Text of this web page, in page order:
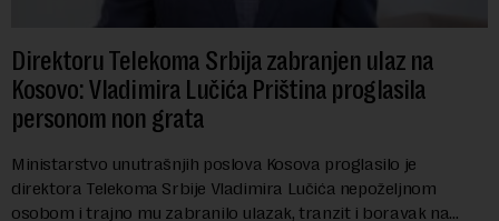
Direktoru Telekoma Srbija zabranjen ulaz na
Kosovo: Vladimira Lučića Priština proglasila
personom non grata
Ministarstvo unutrašnjih poslova Kosova proglasilo je
direktora Telekoma Srbije Vladimira Lučića nepoželjnom
osobom i trajno mu zabranilo ulazak, tranzit i boravak na